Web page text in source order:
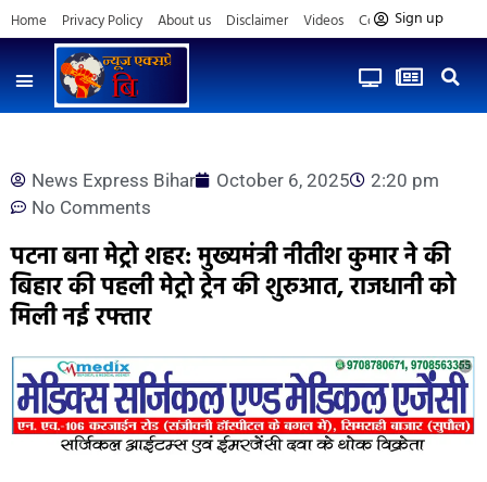
Home Privacy Policy About us Disclaimer Videos Contact us
Sign up
News Express Bihar October 6, 2025
2:20 pm
No Comments
पटना बना मेट्रो शहर: मुख्यमंत्री नीतीश कुमार ने की
बिहार की पहली मेट्रो ट्रेन की शुरुआत, राजधानी को
मिली नई रफ्तार